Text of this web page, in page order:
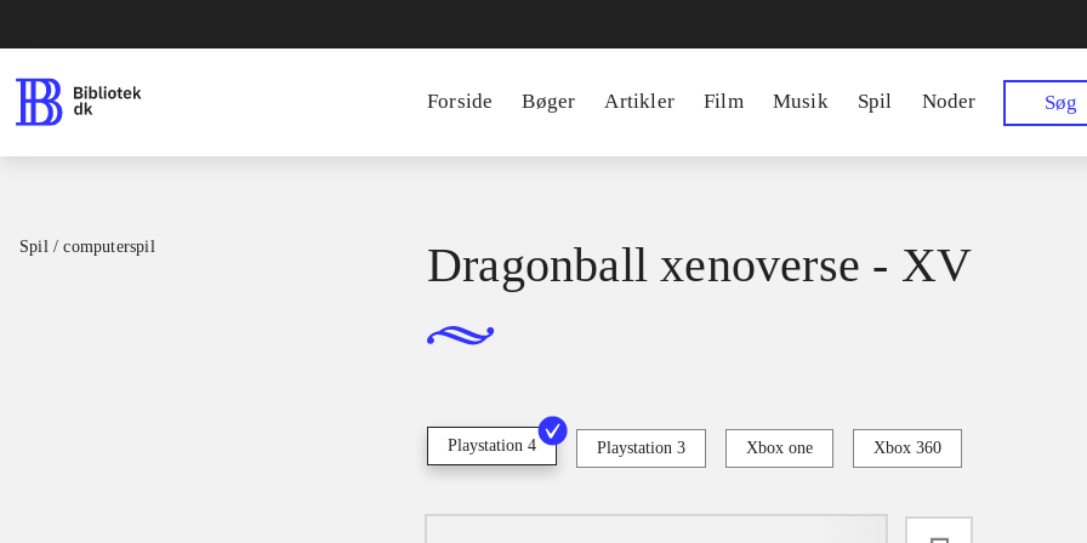
Forside Bøger Artikler Film Musik Spil Noder Søg
Spil / computerspil Dragonball xenoverse - XV
Playstation 4 Playstation 3 Xbox one Xbox 360